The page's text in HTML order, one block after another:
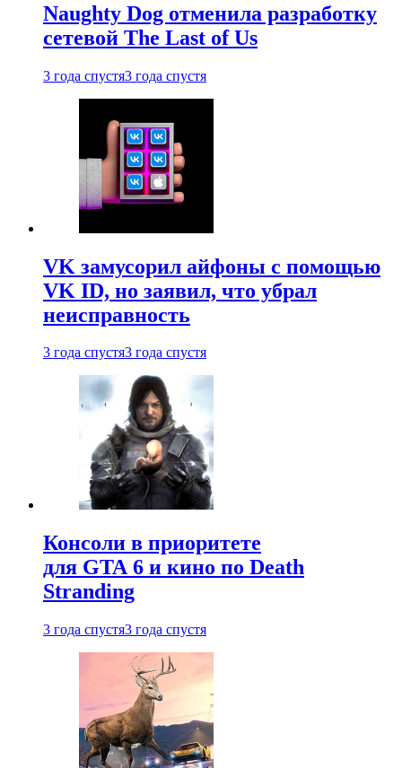
Naughty Dog отменила разработку
сетевой The Last of Us
3 года спустя3 года спустя
VK замусорил айфоны с помощью
VK ID, но заявил, что убрал
неисправность
3 года спустя3 года спустя
Консоли в приоритете
для GTA 6 и кино по Death
Stranding
3 года спустя3 года спустя